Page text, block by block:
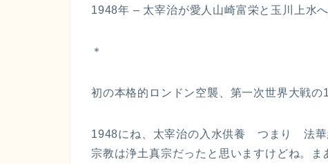
1948年 – 太宰治が愛人山崎富栄と玉川上水
＊
初の本格的ロンドン空襲、第一次世界大戦の
1948にね、太宰治の入水供養 つまり 法華
宗教は浄土真宗だったと思いますけどね。